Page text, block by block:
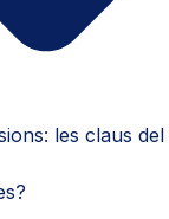
les claus del